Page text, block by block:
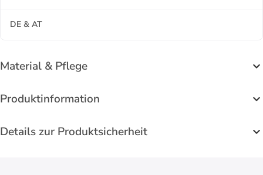
DE & AT
Material & Pflege
Produktinformation
Details zur Produktsicherheit